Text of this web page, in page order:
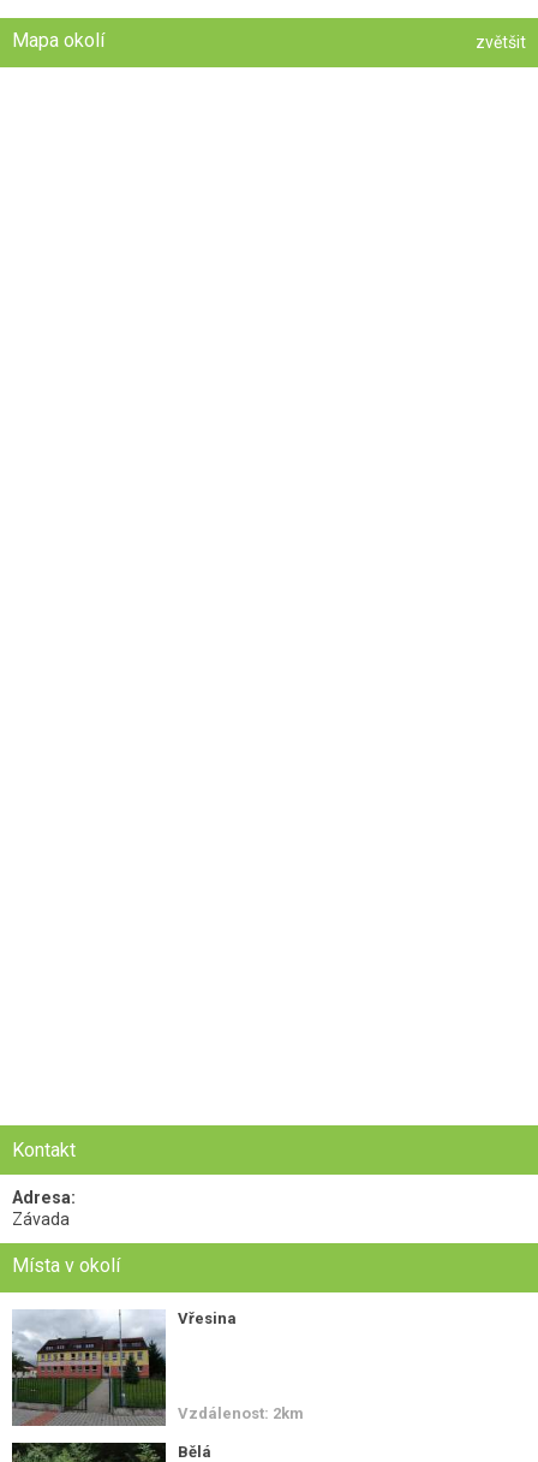
Mapa okolí zvětšit
Kontakt
Adresa:
Závada
Místa v okolí
Vřesina
Vzdálenost: 2km
Bělá